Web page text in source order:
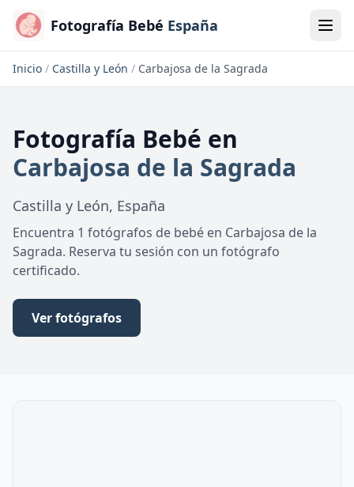
Fotografía Bebé España
Inicio / Castilla y León / Carbajosa de la Sagrada
Fotografía Bebé en
Carbajosa de la Sagrada
Castilla y León, España
Encuentra 1 fotógrafos de bebé en Carbajosa de la
Sagrada. Reserva tu sesión con un fotógrafo
certificado.
Ver fotógrafos